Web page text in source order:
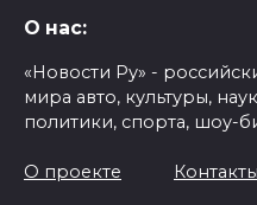
О нас:
«Новости Ру» -
мира авто, культуры,
политики, спорта, шоу-
О проекте Контакты